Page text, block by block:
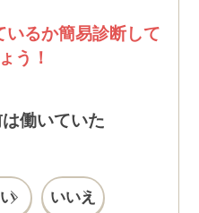
いるか簡易診断して
う！
は働いていた
いいえ